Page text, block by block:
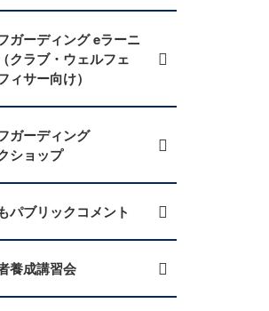
ガーディング eラーニ
クラブ・ウェルフェ
ィサー向け）
ガーディング
ショップ
パブリックコメント
養成講習会